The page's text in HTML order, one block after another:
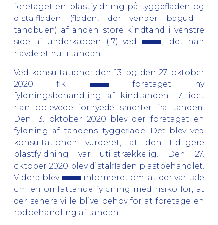
foretaget en plastfyldning på tyggefladen og
distalfladen (fladen, der vender bagud i
tandbuen) af anden store kindtand i venstre
side af underkæben (-7) ved
, idet han
havde et hul i tanden.
Ved konsultationer den 13. og den 27. oktober
2020 fik
foretaget ny
fyldningsbehandling af kindtanden -7, idet
han oplevede fornyede smerter fra tanden.
Den 13. oktober 2020 blev der foretaget en
fyldning af tandens tyggeflade. Det blev ved
konsultationen vurderet, at den tidligere
plastfyldning var utilstrækkelig. Den 27.
oktober 2020 blev distalfladen plastbehandlet.
Videre blev
informeret om, at der var tale
om en omfattende fyldning med risiko for, at
der senere ville blive behov for at foretage en
rodbehandling af tanden.